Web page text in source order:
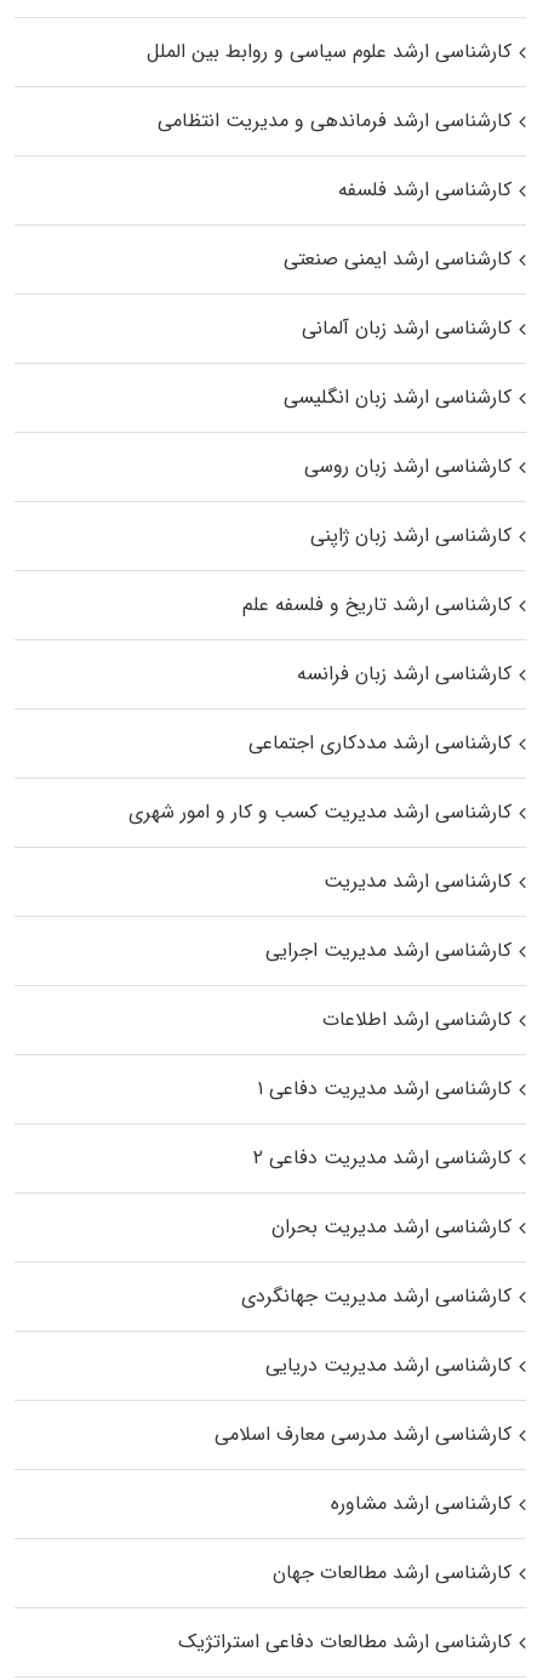
کارشناسی ارشد علوم سیاسی و روابط بین الملل
کارشناسی ارشد فرماندهی و مدیریت انتظامی
کارشناسی ارشد فلسفه
کارشناسی ارشد ایمنی صنعتی
کارشناسی ارشد زبان آلمانی
کارشناسی ارشد زبان انگلیسی
کارشناسی ارشد زبان روسی
کارشناسی ارشد زبان ژاپنی
کارشناسی ارشد تاریخ و فلسفه علم
کارشناسی ارشد زبان فرانسه
کارشناسی ارشد مددکاری اجتماعی
کارشناسی ارشد مدیریت کسب و کار و امور شهری
کارشناسی ارشد مدیریت
کارشناسی ارشد مدیریت اجرایی
کارشناسی ارشد اطلاعات
کارشناسی ارشد مدیریت دفاعی ۱
کارشناسی ارشد مدیریت دفاعی ۲
کارشناسی ارشد مدیریت بحران
کارشناسی ارشد مدیریت جهانگردی
کارشناسی ارشد مدیریت دریایی
کارشناسی ارشد مدرسی معارف اسلامی
کارشناسی ارشد مشاوره
کارشناسی ارشد مطالعات جهان
کارشناسی ارشد مطالعات دفاعی استراتژیک